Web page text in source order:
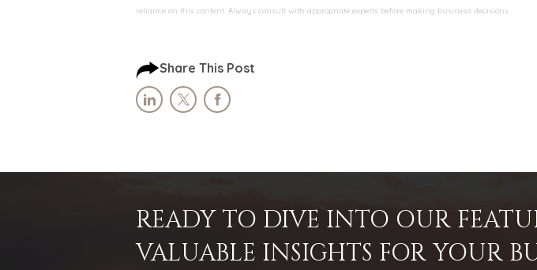
reliance on this content. Always consult with appropriate experts before making business decisions.
Share This Post
READY TO DIVE INTO OUR
VALUABLE INSIGHTS FOR YOUR